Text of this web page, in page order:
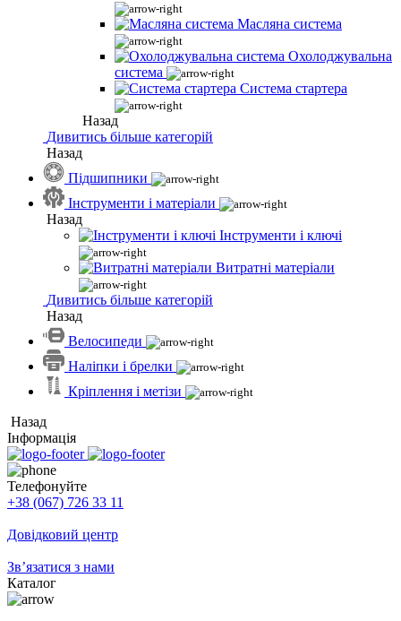
Масляна система
Охолоджувальна
система
Система стартера
Назад
Дивитись більше категорій
Назад
Підшипники
Інструменти і матеріали
Назад
Інструменти і ключі
Витратні матеріали
Дивитись більше категорій
Назад
Велосипеди
Наліпки і брелки
Кріплення і метізи
Назад
Інформація
Телефонуйте
+38 (067) 726 33 11
Довідковий центр
Зв’язатися з нами
Каталог